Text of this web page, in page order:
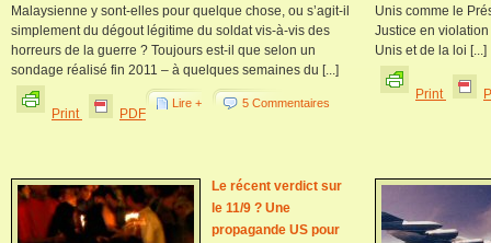
Malaysienne y sont-elles pour quelque chose, ou s’agit-il
simplement du dégout légitime du soldat vis-à-vis des
horreurs de la guerre ? Toujours est-il que selon un
sondage réalisé fin 2011 – à quelques semaines du [...]
Print PDF
Lire + 5 Commentaires
Unis comme le
Justice en
Unis et de la loi [...]
Print
Le récent verdict sur
le 11/9 ? Une
propagande US pour